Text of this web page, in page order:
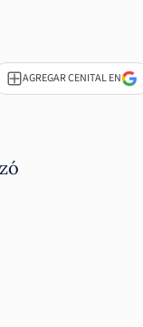
AGREGAR CENITAL EN